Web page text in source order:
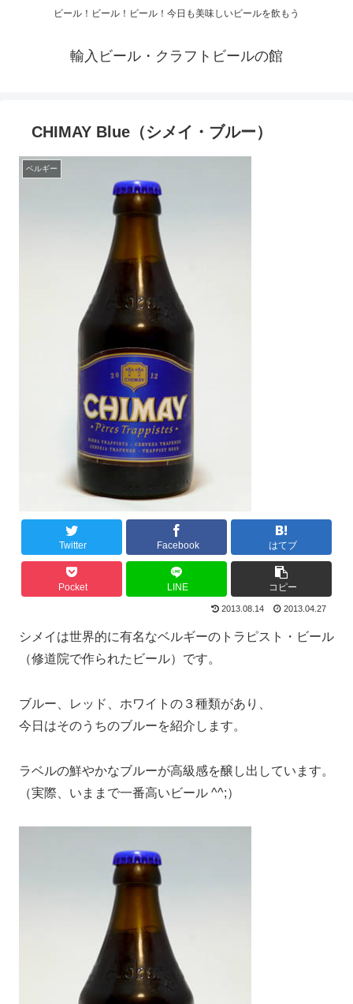
ビール！ビール！ビール！今日も美味しいビールを飲もう
輸入ビール・クラフトビールの館
CHIMAY Blue（シメイ・ブルー）
ベルギー
Twitter Facebook はてブ
Pocket LINE コピー
2013.08.14 2013.04.27
シメイは世界的に有名なベルギーのトラピスト・ビール
（修道院で作られたビール）です。
ブルー、レッド、ホワイトの３種類があり、
今日はそのうちのブルーを紹介します。
ラベルの鮮やかなブルーが高級感を醸し出しています。
（実際、いままで一番高いビール ^^;）